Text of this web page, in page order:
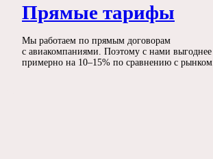
Прямые тарифы
Мы работаем по прямым договорам
с авиакомпаниями. Поэтому с нами выгоднее
примерно на 10–15% по сравнению с рынком.